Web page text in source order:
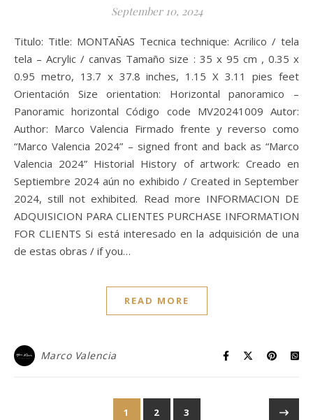
September 10, 2024
Titulo: Title: MONTAÑAS Tecnica technique: Acrilico / tela
tela – Acrylic / canvas Tamaño size : 35 x 95 cm , 0.35 x
0.95 metro, 13.7 x 37.8 inches, 1.15 X 3.11 pies feet
Orientación Size orientation: Horizontal panoramico –
Panoramic horizontal Código code MV20241009 Autor:
Author: Marco Valencia Firmado frente y reverso como
“Marco Valencia 2024” – signed front and back as “Marco
Valencia 2024” Historial History of artwork: Creado en
Septiembre 2024 aún no exhibido / Created in September
2024, still not exhibited. Read more INFORMACION DE
ADQUISICION PARA CLIENTES PURCHASE INFORMATION
FOR CLIENTS Si está interesado en la adquisición de una
de estas obras / if you…
READ MORE
Marco Valencia
1 2 3